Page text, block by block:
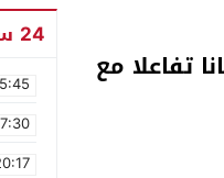
تفاعلا مع
24 ساعة